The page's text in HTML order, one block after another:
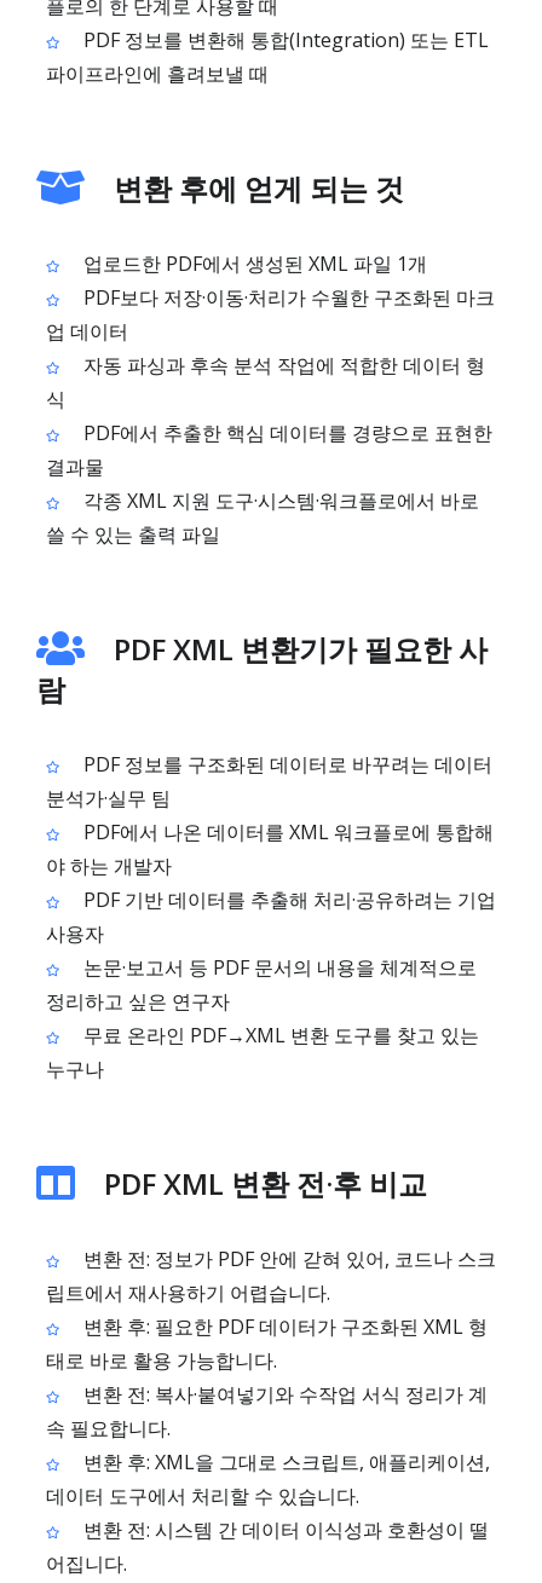
플로의 한 단계로 사용할 때
PDF 정보를 변환해 통합(Integration) 또는 ETL
파이프라인에 흘려보낼 때
변환 후에 얻게 되는 것
업로드한 PDF에서 생성된 XML 파일 1개
PDF보다 저장·이동·처리가 수월한 구조화된 마크
업 데이터
자동 파싱과 후속 분석 작업에 적합한 데이터 형
식
PDF에서 추출한 핵심 데이터를 경량으로 표현한
결과물
각종 XML 지원 도구·시스템·워크플로에서 바로
쓸 수 있는 출력 파일
PDF XML 변환기가 필요한 사
람
PDF 정보를 구조화된 데이터로 바꾸려는 데이터
분석가·실무 팀
PDF에서 나온 데이터를 XML 워크플로에 통합해
야 하는 개발자
PDF 기반 데이터를 추출해 처리·공유하려는 기업
사용자
논문·보고서 등 PDF 문서의 내용을 체계적으로
정리하고 싶은 연구자
무료 온라인 PDF→XML 변환 도구를 찾고 있는
누구나
PDF XML 변환 전·후 비교
변환 전: 정보가 PDF 안에 갇혀 있어, 코드나 스크
립트에서 재사용하기 어렵습니다.
변환 후: 필요한 PDF 데이터가 구조화된 XML 형
태로 바로 활용 가능합니다.
변환 전: 복사·붙여넣기와 수작업 서식 정리가 계
속 필요합니다.
변환 후: XML을 그대로 스크립트, 애플리케이션,
데이터 도구에서 처리할 수 있습니다.
변환 전: 시스템 간 데이터 이식성과 호환성이 떨
어집니다.